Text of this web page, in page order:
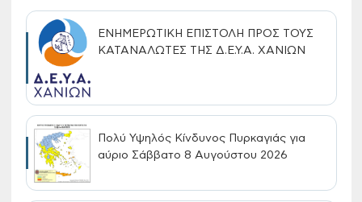
ΕΝΗΜΕΡΩΤΙΚΗ ΕΠΙΣΤΟΛΗ ΠΡΟΣ ΤΟΥΣ
ΚΑΤΑΝΑΛΩΤΕΣ ΤΗΣ Δ.Ε.Υ.Α. ΧΑΝΙΩΝ
Πολύ Υψηλός Κίνδυνος Πυρκαγιάς για
αύριο Σάββατο 8 Αυγούστου 2026